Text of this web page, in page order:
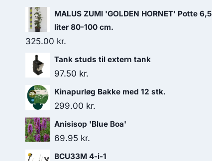
MALUS ZUMI 'GOLDEN HORNET' Potte 6,5
liter 80-100 cm.
325.00 kr.
Tank studs til extern tank
97.50 kr.
Kinapurløg Bakke med 12 stk.
299.00 kr.
Anisisop 'Blue Boa'
69.95 kr.
BCU33M 4-i-1